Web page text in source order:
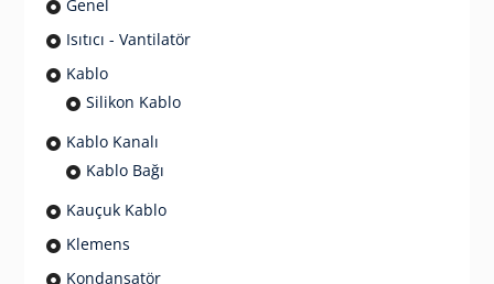
Genel
Isıtıcı - Vantilatör
Kablo
Silikon Kablo
Kablo Kanalı
Kablo Bağı
Kauçuk Kablo
Klemens
Kondansatör